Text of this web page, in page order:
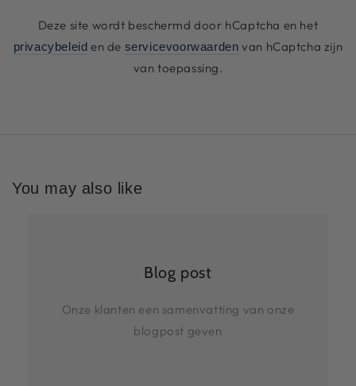
Deze site wordt beschermd door hCaptcha en het
privacybeleid en de servicevoorwaarden van hCaptcha zijn
van toepassing.
You may also like
Blog post
Onze klanten een samenvatting van onze
blogpost geven